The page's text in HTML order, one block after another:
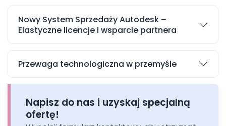
Nowy System Sprzedaży Autodesk –
Elastyczne licencje i wsparcie partnera
Wszystkie subskrypcje (w wariantach rocznych oraz
3-letnich) realizujemy w ramachNowego Systemu
techniczny dbamy o to, by inwestycja w
oprogramowanie przyniosła Twojej firmie
maksymalny zwrot:
Przewaga technologiczna w przemyśle
Subskrypcja rozwiązań Autodesk umożliwia całemu
dostęp do najnowszych wersji oprogramowania w
stałej, optymalnej cenie. Wykorzystaj najnowszą
Napisz do nas i uzyskaj specjalną
ofertę!